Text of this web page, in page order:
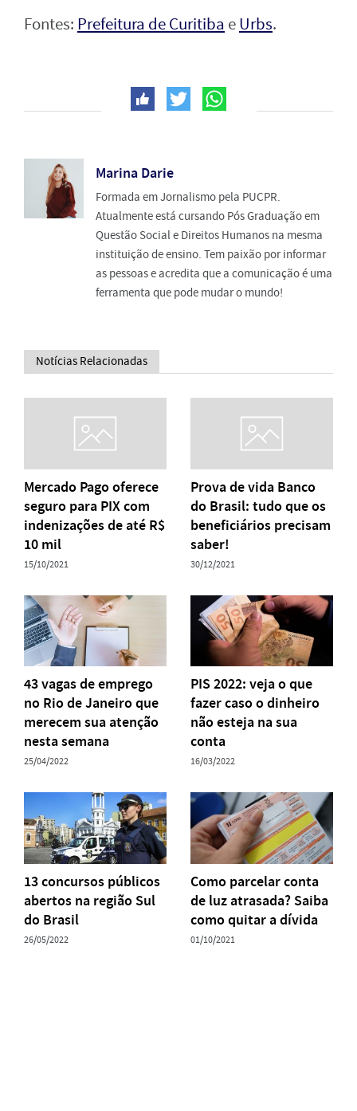
Fontes: Prefeitura de Curitiba eUrbs.
Marina Darie
Formada em Jornalismo pela PUCPR.
Atualmente está cursando Pós Graduação em
Questão Social e Direitos Humanos na mesma
instituição de ensino. Tem paixão por informar
as pessoas e acredita que a comunicação é uma
ferramenta que pode mudar o mundo!
Notícias Relacionadas
Mercado Pago oferece
seguro para PIX com
indenizações de até R$
10 mil
15/10/2021
Prova de vida Banco
do Brasil: tudo que os
beneficiários precisam
saber!
30/12/2021
43 vagas de emprego
no Rio de Janeiro que
merecem sua atenção
nesta semana
25/04/2022
PIS 2022: veja o que
fazer caso o dinheiro
não esteja na sua
conta
16/03/2022
13 concursos públicos
abertos na região Sul
do Brasil
26/05/2022
Como parcelar conta
de luz atrasada? Saiba
como quitar a dívida
01/10/2021